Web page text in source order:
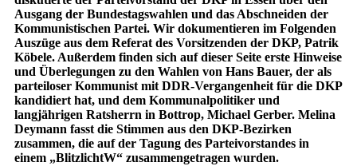
Ausgang der Bundestagswahlen und das Abschneiden der
Kommunistischen Partei. Wir dokumentieren im Folgenden
Auszüge aus dem Referat des Vorsitzenden der DKP, Patrik
Köbele. Außerdem finden sich auf dieser Seite erste Hinweise
und Überlegungen zu den Wahlen von Hans Bauer, der als
parteiloser Kommunist mit DDR-Vergangenheit für die DKP
kandidiert hat, und dem Kommunalpolitiker und
langjährigen Ratsherrn in Bottrop, Michael Gerber. Melina
Deymann fasst die Stimmen aus den DKP-Bezirken
zusammen, die auf der Tagung des Parteivorstandes in
einem „BlitzlichtW“ zusammengetragen wurden.